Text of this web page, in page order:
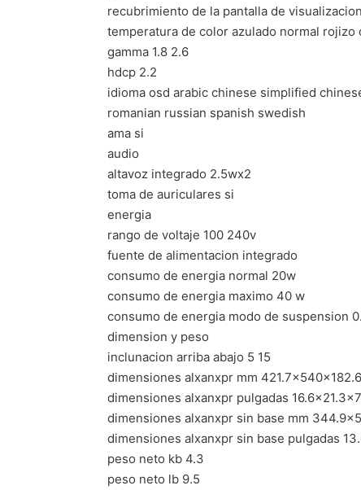
recubrimiento de la pantalla de
temperatura de color azulado normal rojizo
gamma 1.8 2.6
hdcp 2.2
idioma osd arabic chinese simplified
romanian russian spanish swedish
ama si
audio
altavoz integrado 2.5wx2
toma de auriculares si
energia
rango de voltaje 100 240v
fuente de alimentacion integrado
consumo de energia normal 20w
consumo de energia maximo 40 w
consumo de energia modo de suspension
dimension y peso
inclunacion arriba abajo 5 15
dimensiones alxanxpr mm 421.7x540x182.6
dimensiones alxanxpr pulgadas
dimensiones alxanxpr sin base mm
dimensiones alxanxpr sin base pulgadas
peso neto kb 4.3
peso neto lb 9.5